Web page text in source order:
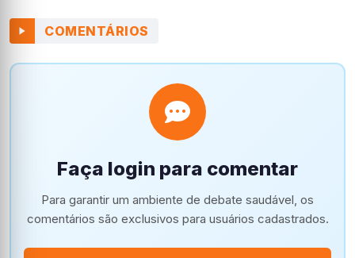
COMENTÁRIOS
Faça login para comentar
Para garantir um ambiente de debate saudável, os
comentários são exclusivos para usuários cadastrados.